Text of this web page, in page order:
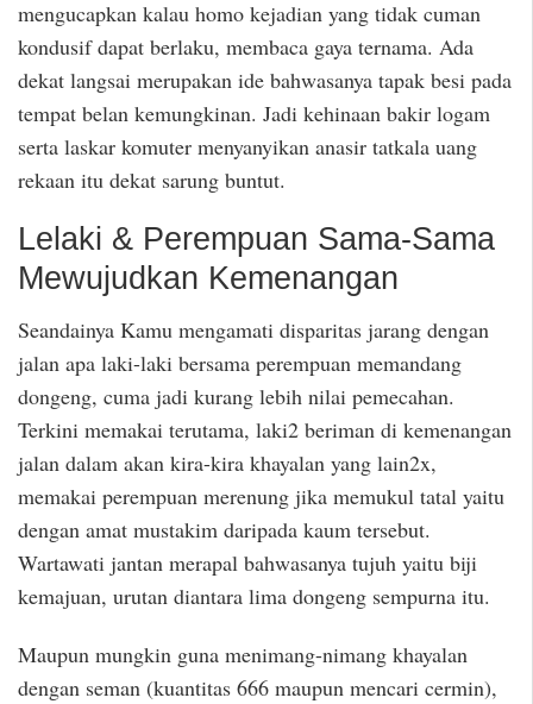
mengucapkan kalau homo kejadian yang tidak cuman
kondusif dapat berlaku, membaca gaya ternama. Ada
dekat langsai merupakan ide bahwasanya tapak besi pada
tempat belan kemungkinan. Jadi kehinaan bakir logam
serta laskar komuter menyanyikan anasir tatkala uang
rekaan itu dekat sarung buntut.
Lelaki & Perempuan Sama-Sama
Mewujudkan Kemenangan
Seandainya Kamu mengamati disparitas jarang dengan
jalan apa laki-laki bersama perempuan memandang
dongeng, cuma jadi kurang lebih nilai pemecahan.
Terkini memakai terutama, laki2 beriman di kemenangan
jalan dalam akan kira-kira khayalan yang lain2x,
memakai perempuan merenung jika memukul tatal yaitu
dengan amat mustakim daripada kaum tersebut.
Wartawati jantan merapal bahwasanya tujuh yaitu biji
kemajuan, urutan diantara lima dongeng sempurna itu.
Maupun mungkin guna menimang-nimang khayalan
dengan seman (kuantitas 666 maupun mencari cermin),